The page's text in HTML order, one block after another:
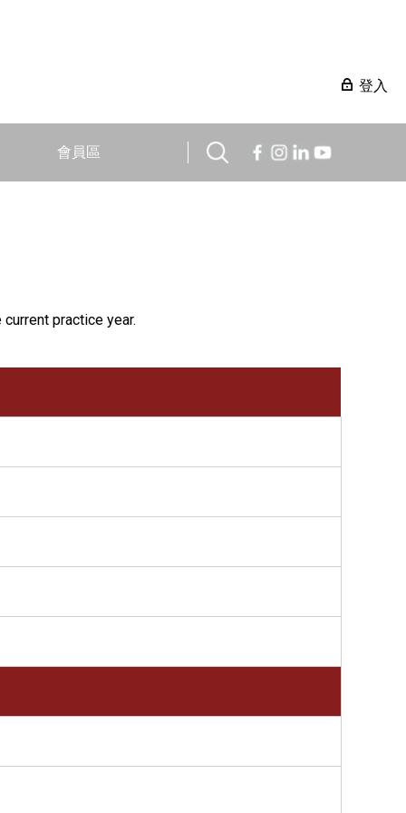
登入
會員區
practice year.